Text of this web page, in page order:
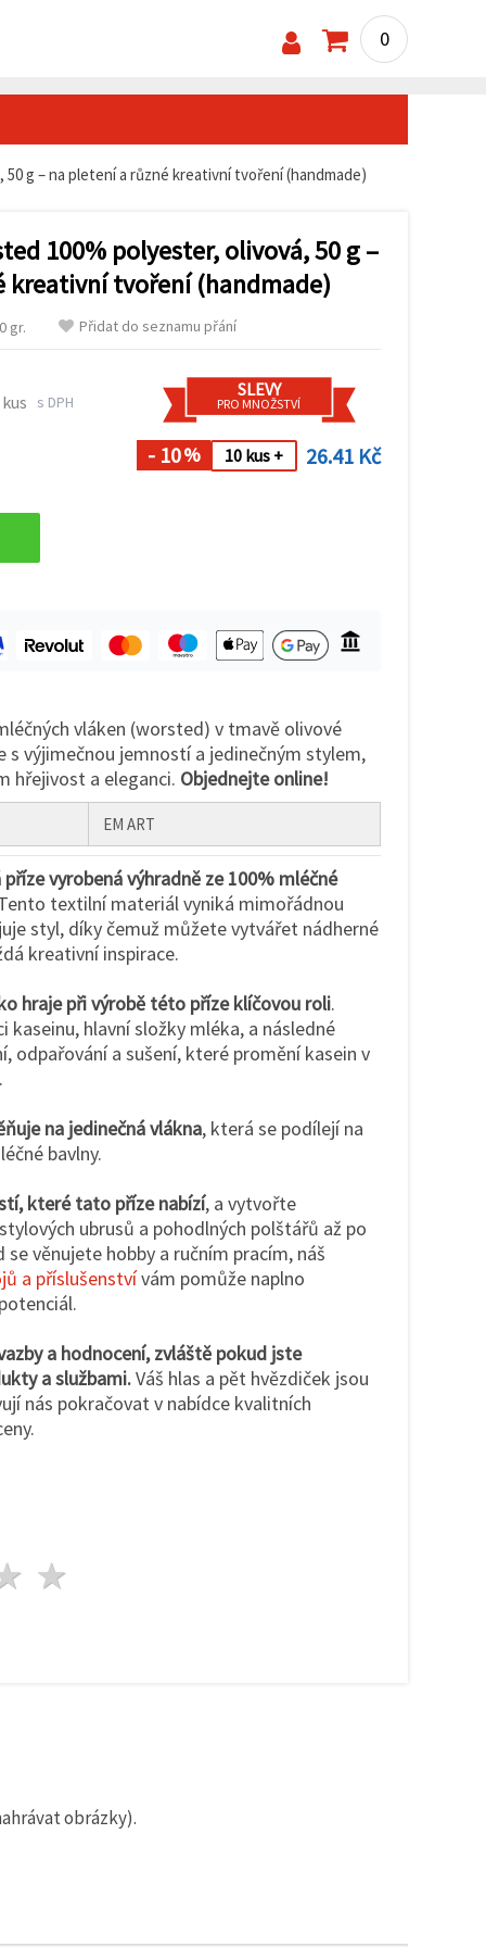
0
g – na pletení a různé kreativní tvoření (handmade)
100% polyester, olivová, 50 g –
kreativní tvoření (handmade)
gr. Přidat do seznamu přání
s DPH
SLEVY
PRO MNOŽSTVÍ
- 10% 10 kus + 26.41 Kč
vláken (worsted) v tmavě olivové
s výjimečnou jemností a jedinečným stylem,
hřejivost a eleganci. Objednejte online!
EM ART
vyrobená výhradně ze 100% mléčné
textilní materiál vyniká mimořádnou
styl, díky čemuž můžete vytvářet nádherné
kreativní inspirace.
hraje při výrobě této příze klíčovou roli.
kaseinu, hlavní složky mléka, a následné
odpařování a sušení, které promění kasein v
na jedinečná vlákna, která se podílejí na
bavlny.
které tato příze nabízí, a vytvořte
ubrusů a pohodlných polštářů až po
věnujete hobby a ručním pracím, náš
a příslušenstvívám pomůže naplno
a hodnocení, zvláště pokud jste
a službami.Váš hlas a pět hvězdiček jsou
nás pokračovat v nabídce kvalitních
4 hvězdy
hvězdy
obrázky).